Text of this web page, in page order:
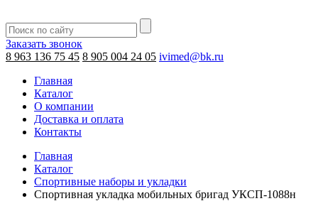
Заказать звонок
8 963 136 75 45 8 905 004 24 05 ivimed@bk.ru
Главная
Каталог
О компании
Доставка и оплата
Контакты
Главная
Каталог
Спортивные наборы и укладки
Спортивная укладка мобильных бригад УКСП-1088н